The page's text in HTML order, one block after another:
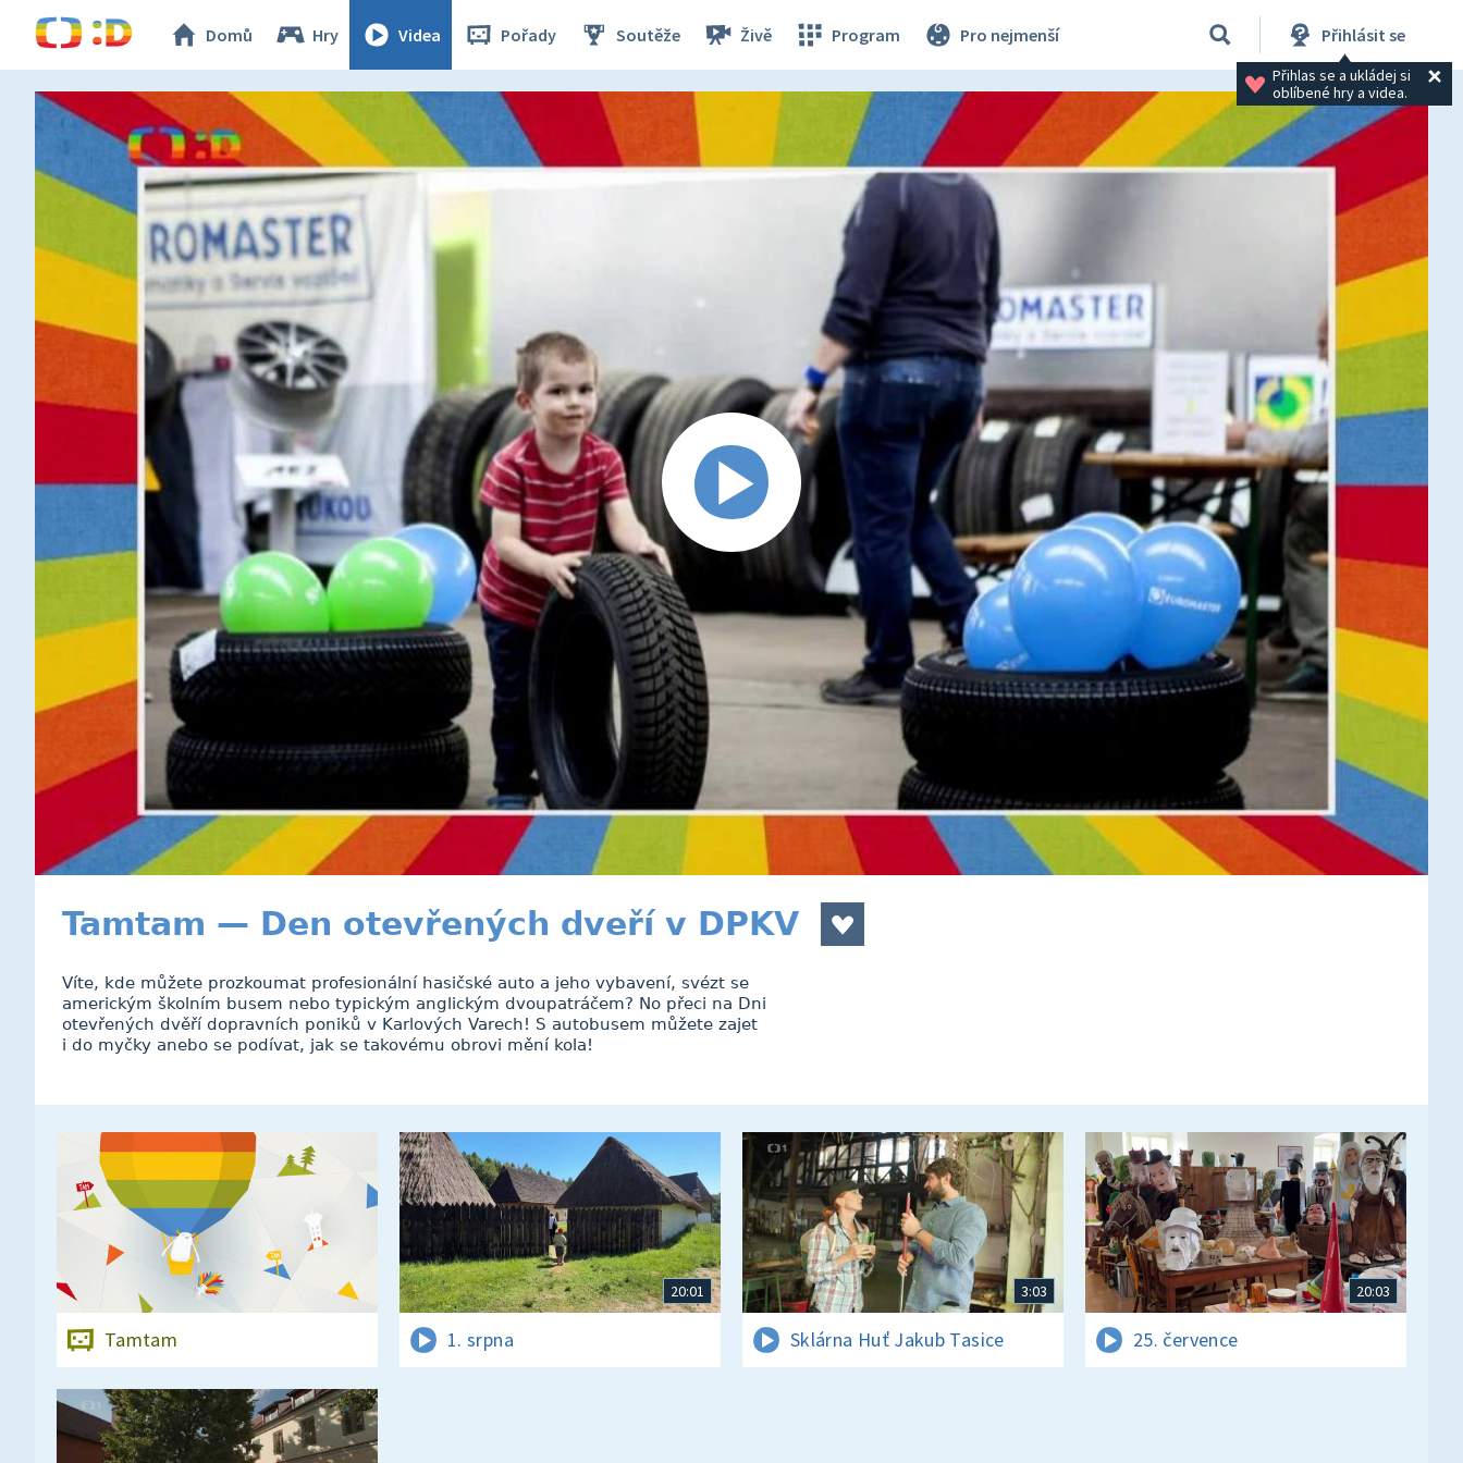
Domů Hry Videa Pořady Soutěže Živě Program Pro nejmenší Přihlásit se
Přihlas se a ukládej si
oblíbené hry a videa.
Tamtam — Den otevřených dveří v DPKV
Víte, kde můžete prozkoumat profesionální hasičské auto a jeho vybavení, svézt se
americkým školním busem nebo typickým anglickým dvoupatráčem? No přeci na Dni
otevřených dvěří dopravních poniků v Karlových Varech! S autobusem můžete zajet
i do myčky anebo se podívat, jak se takovému obrovi mění kola!
Tamtam
20:01
1. srpna
3:03
Sklárna Huť Jakub Tasice
20:03
25. července